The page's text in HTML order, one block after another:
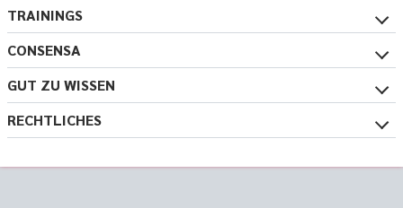
TRAININGS
CONSENSA
GUT ZU WISSEN
RECHTLICHES